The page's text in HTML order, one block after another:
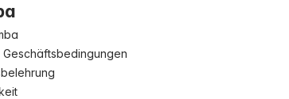
Geschäftsbedingungen